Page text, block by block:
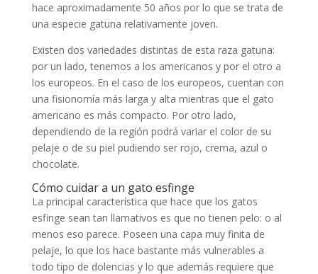
hace aproximadamente 50 años por lo que se trata de
una especie gatuna relativamente joven.
Existen dos variedades distintas de esta raza gatuna:
por un lado, tenemos a los americanos y por el otro a
los europeos. En el caso de los europeos, cuentan con
una fisionomía más larga y alta mientras que el gato
americano es más compacto. Por otro lado,
dependiendo de la región podrá variar el color de su
pelaje o de su piel pudiendo ser rojo, crema, azul o
chocolate.
Cómo cuidar a un gato esfinge
La principal característica que hace que los gatos
esfinge sean tan llamativos es que no tienen pelo: o al
menos eso parece. Poseen una capa muy finita de
pelaje, lo que los hace bastante más vulnerables a
todo tipo de dolencias y lo que además requiere que